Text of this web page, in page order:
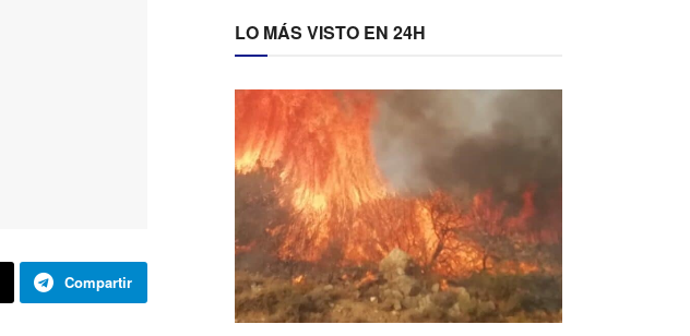
Compartir
LO MÁS VISTO EN 24H